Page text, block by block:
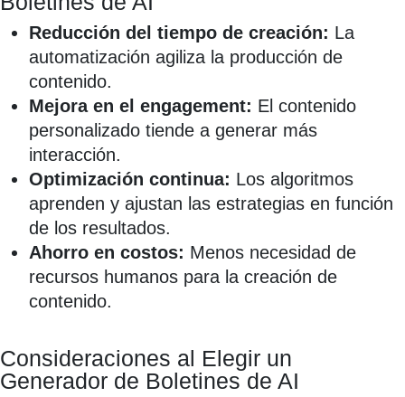
Reducción del tiempo de creación: La
automatización agiliza la producción de
contenido.
Mejora en el engagement: El contenido
personalizado tiende a generar más
interacción.
Optimización continua: Los algoritmos
aprenden y ajustan las estrategias en función
de los resultados.
Ahorro en costos: Menos necesidad de
recursos humanos para la creación de
contenido.
Consideraciones al Elegir un
Generador de Boletines de AI